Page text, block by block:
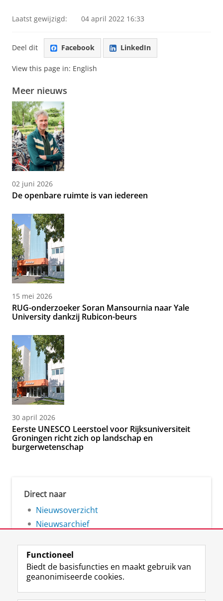
Laatst gewijzigd: 04 april 2022 16:33
Deel dit Facebook LinkedIn
View this page in: English
Meer nieuws
02 juni 2026
De openbare ruimte is van iedereen
15 mei 2026
RUG-onderzoeker Soran Mansournia naar Yale
University dankzij Rubicon-beurs
30 april 2026
Eerste UNESCO Leerstoel voor Rijksuniversiteit
Groningen richt zich op landschap en
burgerwetenschap
Direct naar
Nieuwsoverzicht
Nieuwsarchief
Volg de RUG
F
L
R I
Y
Functioneel
Biedt de basisfuncties en maakt gebruik van
geanonimiseerde cookies.